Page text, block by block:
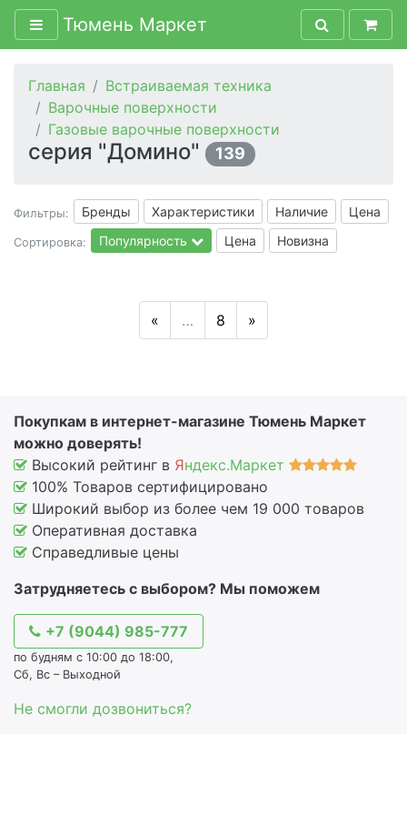
Тюмень Маркет
Главная
Встраиваемая техника
Варочные поверхности
Газовые варочные поверхности
серия "Домино" 139
Фильтры: Бренды Характеристики Наличие Цена
Сортировка: Популярность Цена Новизна
« … 8 »
Покупкам в интернет-магазине Тюмень Маркет
можно доверять!
Высокий рейтинг в Яндекс.Маркет
100% Товаров сертифицировано
Широкий выбор из более чем 19 000 товаров
Оперативная доставка
Справедливые цены
Затрудняетесь с выбором? Мы поможем
+7 (9044) 985-777
по будням с 10:00 до 18:00,
Сб, Вс – Выходной
Не смогли дозвониться?